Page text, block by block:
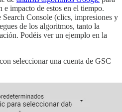
impacto de estos en el tiempo.
Console (clics, impresiones y
de los algoritmos, tanto la
Podéis ver un ejemplo en la
seleccionar una cuenta de GSC